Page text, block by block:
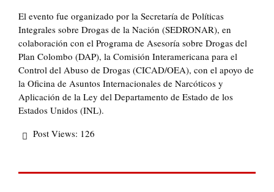
El evento fue organizado por la Secretaría de Políticas
Integrales sobre Drogas de la Nación (SEDRONAR), en
colaboración con el Programa de Asesoría sobre Drogas del
Plan Colombo (DAP), la Comisión Interamericana para el
Control del Abuso de Drogas (CICAD/OEA), con el apoyo de
la Oficina de Asuntos Internacionales de Narcóticos y
Aplicación de la Ley del Departamento de Estado de los
Estados Unidos (INL).
Post Views: 126